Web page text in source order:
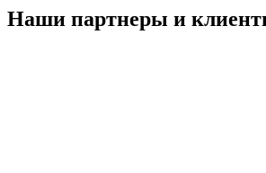
Наши партнеры и